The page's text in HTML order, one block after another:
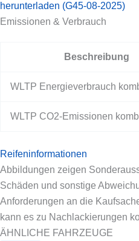
herunterladen (G45-08-2025)
Emissionen & Verbrauch
Beschreibung
WLTP Energieverbrauch
WLTP CO2-Emissionen
Reifeninformationen
Abbildungen zeigen
Schäden und sonstige
Anforderungen an die
kann es zu Nachlackierungen
ÄHNLICHE FAHRZEUGE